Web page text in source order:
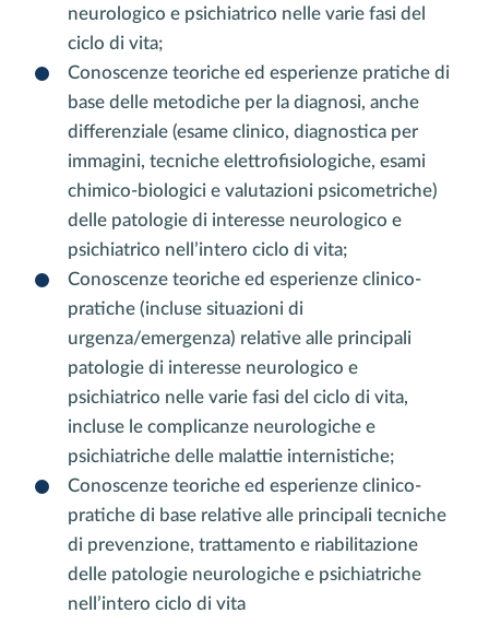
neurologico e psichiatrico nelle varie fasi del
ciclo di vita;
Conoscenze teoriche ed esperienze pratiche di
base delle metodiche per la diagnosi, anche
differenziale (esame clinico, diagnostica per
immagini, tecniche elettrofisiologiche, esami
chimico-biologici e valutazioni psicometriche)
delle patologie di interesse neurologico e
psichiatrico nell’intero ciclo di vita;
Conoscenze teoriche ed esperienze clinico-
pratiche (incluse situazioni di
urgenza/emergenza) relative alle principali
patologie di interesse neurologico e
psichiatrico nelle varie fasi del ciclo di vita,
incluse le complicanze neurologiche e
psichiatriche delle malattie internistiche;
Conoscenze teoriche ed esperienze clinico-
pratiche di base relative alle principali tecniche
di prevenzione, trattamento e riabilitazione
delle patologie neurologiche e psichiatriche
nell’intero ciclo di vita